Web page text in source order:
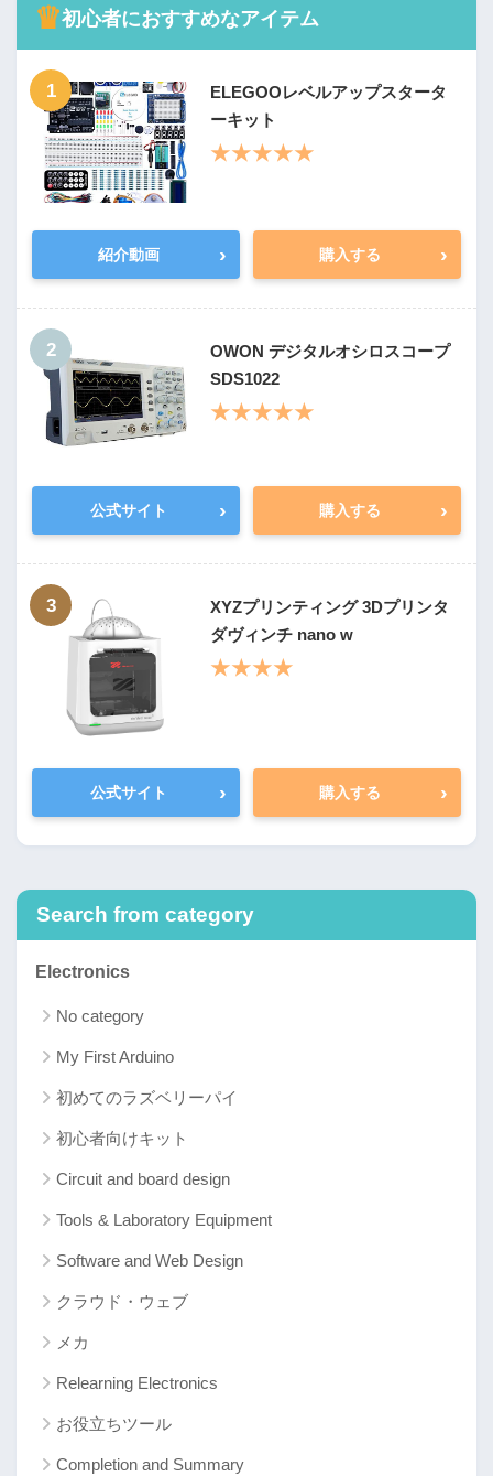
♛初心者におすすめなアイテム
1
ELEGOOレベルアップスタータ
ーキット
★★★★★
紹介動画 › 購入する ›
2
OWON デジタルオシロスコープ
SDS1022
★★★★★
公式サイト › 購入する ›
3
XYZプリンティング 3Dプリンタ
ダヴィンチ nano w
★★★★
公式サイト › 購入する ›
Search from category
Electronics
No category
My First Arduino
初めてのラズベリーパイ
初心者向けキット
Circuit and board design
Tools & Laboratory Equipment
Software and Web Design
クラウド・ウェブ
メカ
Relearning Electronics
お役立ちツール
Completion and Summary